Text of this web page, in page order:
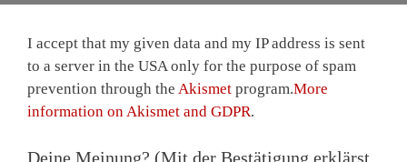
I accept that my given data and my IP address is sent
to a server in the USA only for the purpose of spam
prevention through the Akismet program.More
information on Akismet and GDPR.
Deine Meinung? (Mit der Bestätigung erklärst